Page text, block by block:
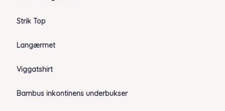
Strik Top
Langærmet
Viggatshirt
Bambus inkontinens underbukser